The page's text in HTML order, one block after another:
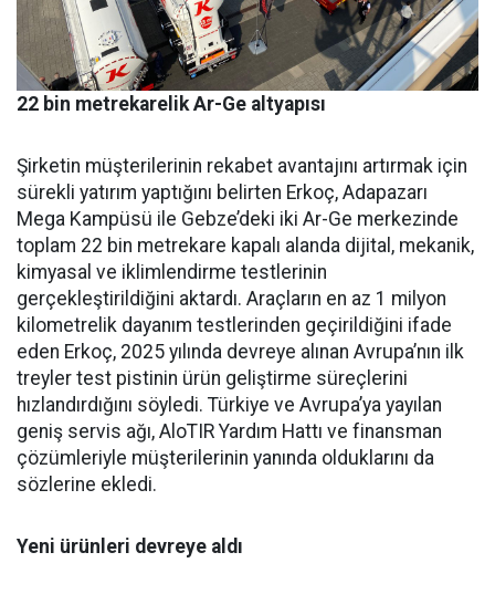
22 bin metrekarelik Ar-Ge altyapısı
Şirketin müşterilerinin reka­bet avantajını artırmak için
sü­rekli yatırım yaptığını belirten Erkoç, Adapazarı
Mega Kampü­sü ile Gebze’deki iki Ar-Ge mer­kezinde
toplam 22 bin metreka­re kapalı alanda dijital, mekanik,
kimyasal ve iklimlendirme test­lerinin
gerçekleştirildiğini ak­tardı. Araçların en az 1 milyon
kilometrelik dayanım testlerin­den geçirildiğini ifade
eden Er­koç, 2025 yılında devreye alınan Avrupa’nın ilk
treyler test pisti­nin ürün geliştirme süreçlerini
hızlandırdığını söyledi. Türkiye ve Avrupa’ya yayılan
geniş ser­vis ağı, AloTIR Yardım Hattı ve finansman
çözümleriyle müşte­rilerinin yanında olduklarını da
sözlerine ekledi.
Yeni ürünleri devreye aldı